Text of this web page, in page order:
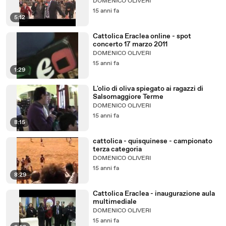
5:12
15 anni fa
1:29
Cattolica Eraclea online - spot
concerto 17 marzo 2011
DOMENICO OLIVERI
15 anni fa
8:15
L'olio di oliva spiegato ai ragazzi di
Salsomaggiore Terme
DOMENICO OLIVERI
15 anni fa
8:29
cattolica - quisquinese - campionato
terza categoria
DOMENICO OLIVERI
15 anni fa
Cattolica Eraclea - inaugurazione aula
multimediale
DOMENICO OLIVERI
15 anni fa